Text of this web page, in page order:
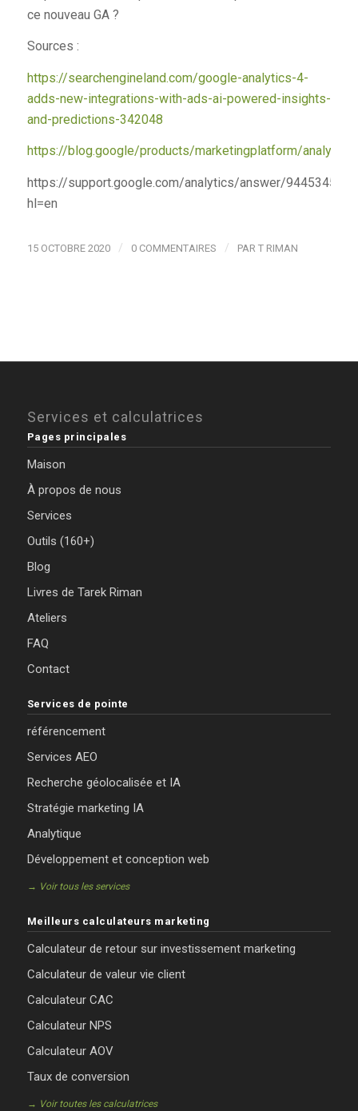
ce nouveau GA ?
Sources :
https://searchengineland.com/google-analytics-4-
adds-new-integrations-with-ads-ai-powered-insights-
and-predictions-342048
https://blog.google/products/marketingplatform/
https://support.google.com/analytics/answer/9445345?
hl=en
15 OCTOBRE 2020 / 0 COMMENTAIRES / PAR T RIMAN
Services et calculatrices
Pages principales
Maison
À propos de nous
Services
Outils (160+)
Blog
Livres de Tarek Riman
Ateliers
FAQ
Contact
Services de pointe
référencement
Services AEO
Recherche géolocalisée et IA
Stratégie marketing IA
Analytique
Développement et conception web
→ Voir tous les services
Meilleurs calculateurs marketing
Calculateur de retour sur investissement marketing
Calculateur de valeur vie client
Calculateur CAC
Calculateur NPS
Calculateur AOV
Taux de conversion
→ Voir toutes les calculatrices